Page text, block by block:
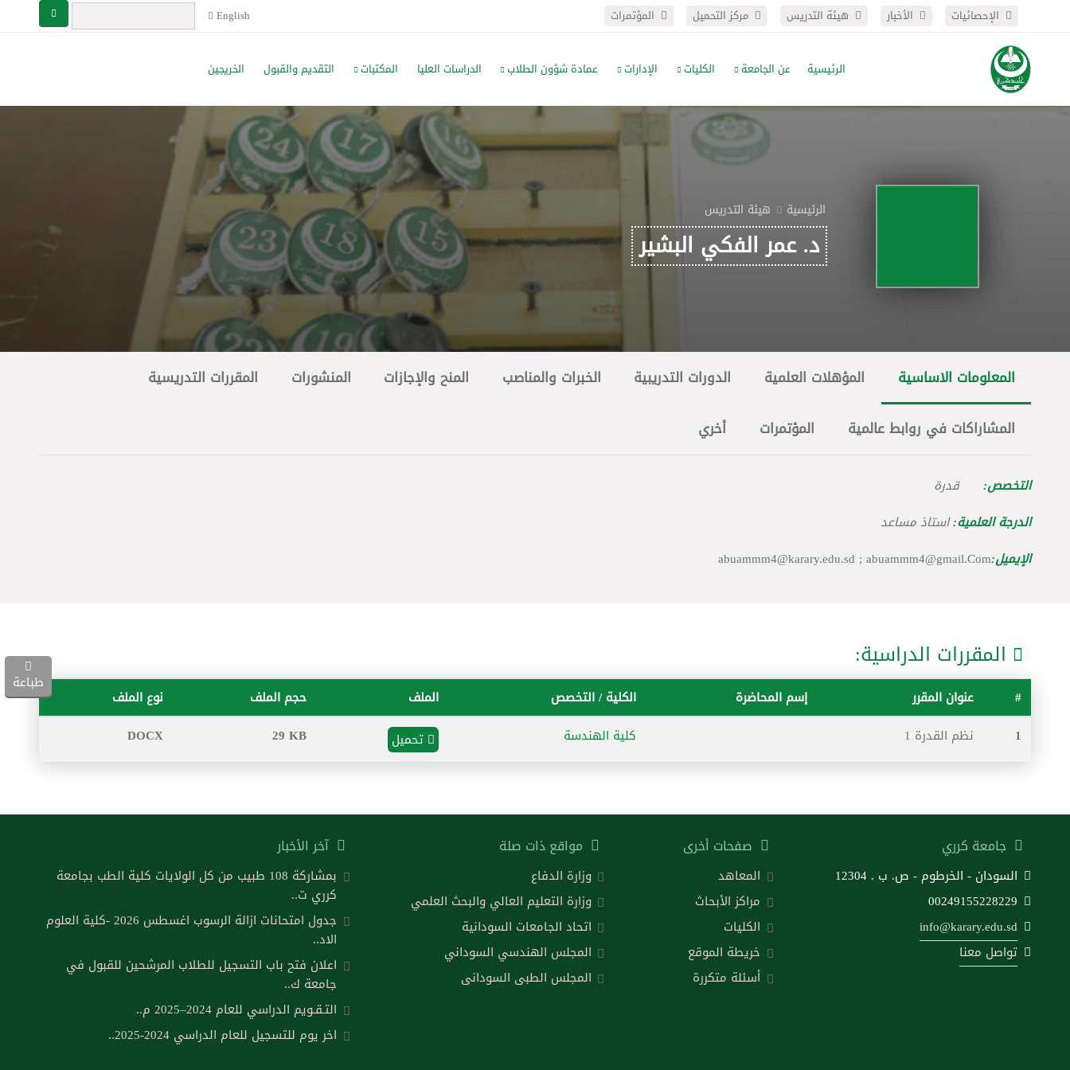
الإحصائيات الأخبار هيئة التدريس مركز التحميل المؤتمرات English
الرئيسية عن الجامعة الكليات الإدارات عمادة شؤون الطلاب الدراسات العليا المكتبات التقديم والقبول الخريجين
طباعة
الرئيسية هيئة التدريس
د. عمر الفكي البشير
المعلومات الاساسية المؤهلات العلمية الدورات التدريبية الخبرات والمناصب المنح والإجازات المنشورات المقررات التدريسية
المشاراكات في روابط عالمية المؤتمرات أخري
التخصص:
قدرة
الدرجة العلمية:استاذ مساعد
الإيميل:
abuammm4@karary.edu.sd ;abuammm4@gmail.Com
المقررات الدراسية:
# عنوان المقرر إسم المحاضرة الكلية / التخصص الملف حجم الملف
نوع الملف
1
نظم القدرة 1 كلية الهندسة تحميل 29 KB
DOCX
جامعة كرري
السودان - الخرطوم - ص. ب . 12304
00249155228229
info@karary.edu.sd
تواصل معنا
صفحات أخرى
المعاهد
مراكز الأبحاث
الكليات
خريطة الموقع
أسئلة متكررة
مواقع ذات صلة
وزارة الدفاع
وزارة التعليم العالي والبحث العلمي
اتحاد الجامعات السودانية
المجلس الهندسي السوداني
المجلس الطبى السودانى
آخر الأخبار
بمشاركة 108 طبيب من كل الولايات كلية الطب بجامعة
كرري ت..
جدول امتحانات ازالة الرسوب اغسطس 2026 -كلية العلوم
الاد..
اعلان فتح باب التسجيل للطلاب المرشحين للقبول في
جامعة ك..
التـقـويم الدراسي للعام 2024–2025 م..
اخر يوم للتسجيل للعام الدراسي 2024-2025..